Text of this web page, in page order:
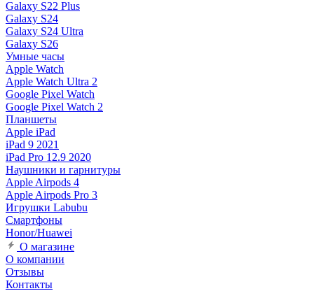
Galaxy S22 Plus
Galaxy S24
Galaxy S24 Ultra
Galaxy S26
Умные часы
Apple Watch
Apple Watch Ultra 2
Google Pixel Watch
Google Pixel Watch 2
Планшеты
Apple iPad
iPad 9 2021
iPad Pro 12.9 2020
Наушники и гарнитуры
Apple Airpods 4
Apple Airpods Pro 3
Игрушки Labubu
Смартфоны
Honor/Huawei
О магазине
О компании
Отзывы
Контакты